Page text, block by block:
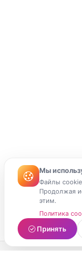
Мы
Файлы
Продолжая
этим.
Политика
Принять